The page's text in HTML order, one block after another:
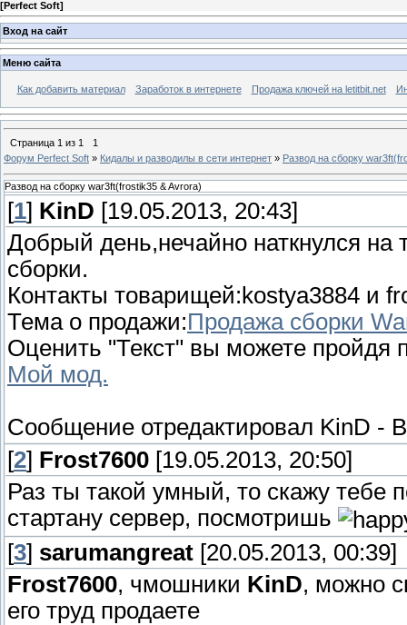
[Perfect Soft]
Вход на сайт
Меню сайта
Как добавить материал Заработок в интернете Продажа ключей на letitbit.net
Страница 1 из 1
1
Форум Perfect Soft » Кидалы и разводилы в сети интернет » Развод на сборку
Развод на сборку war3ft(frostik35 & Avrora)
[1] KinD [19.05.2013, 20:43]
Добрый день,нечайно наткнулся
сборки.
Контакты товарищей:kostya3884 и
Тема о продажи:Продажа сборки
Оценить "Текст" вы можете
Мой мод.
Сообщение отредактировал KinD -
[2] Frost7600 [19.05.2013, 20:50]
Раз ты такой умный, то скажу тебе
стартану сервер, посмотришь
[3] sarumangreat [20.05.2013, 00:39]
Frost7600, чмошники KinD, можно
его труд продаете